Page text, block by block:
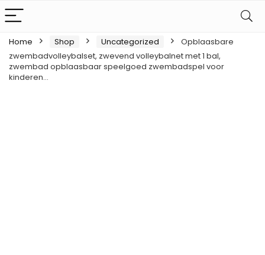
Home Shop Uncategorized
Opblaasbare
zwembadvolleybalset, zwevend volleybalnet met 1 bal,
zwembad opblaasbaar speelgoed zwembadspel voor
kinderen…